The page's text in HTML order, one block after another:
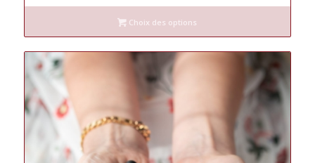
prix :
120€
à
Choix des options